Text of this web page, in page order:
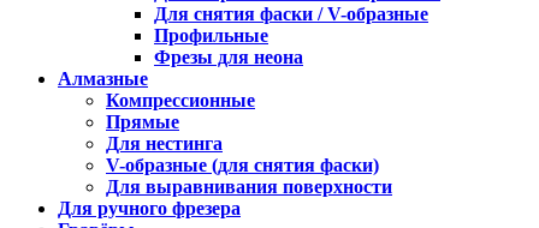
Для снятия фаски / V-образные
Профильные
Фрезы для неона
Алмазные
Компрессионные
Прямые
Для нестинга
V-образные (для снятия фаски)
Для выравнивания поверхности
Для ручного фрезера